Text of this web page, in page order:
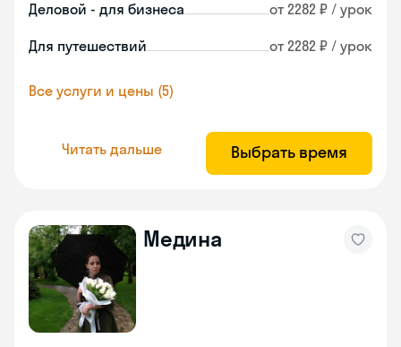
Деловой - для бизнеса от 2282 ₽ / урок
Для путешествий от 2282 ₽ / урок
Все услуги и цены (5)
Читать дальше Выбрать время
Медина